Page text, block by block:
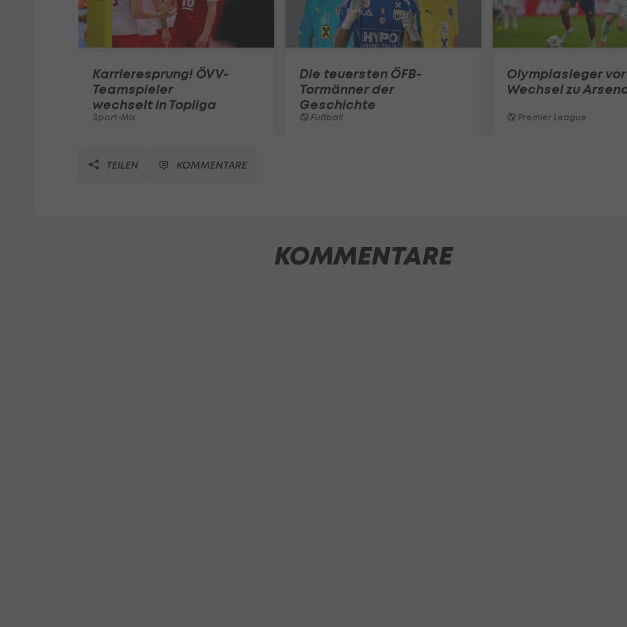
Karrieresprung! ÖVV-
Teamspieler
wechselt in Topliga
Sport-Mix
Die teuersten ÖFB-
Tormänner der
Geschichte
Fußball
Olympiasieger vor
Wechsel zu
Premier League
TEILEN KOMMENTARE
KOMMENTARE